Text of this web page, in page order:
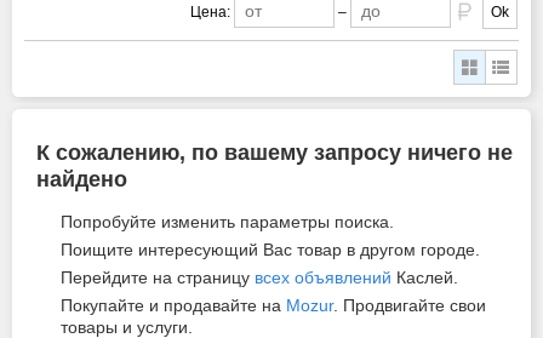
Цена: – Ok
К сожалению, по вашему запросу ничего не
найдено
Попробуйте изменить параметры поиска.
Поищите интересующий Вас товар в другом городе.
Перейдите на страницу всех объявлений Каслей.
Покупайте и продавайте на Mozur. Продвигайте свои
товары и услуги.